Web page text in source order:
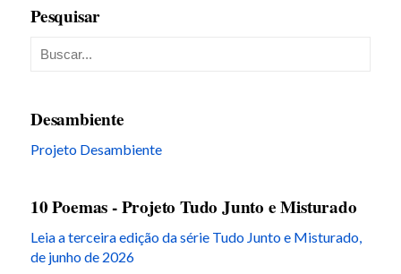
Pesquisar
Desambiente
Projeto Desambiente
10 Poemas - Projeto Tudo Junto e Misturado
Leia a terceira edição da série Tudo Junto e Misturado,
de junho de 2026